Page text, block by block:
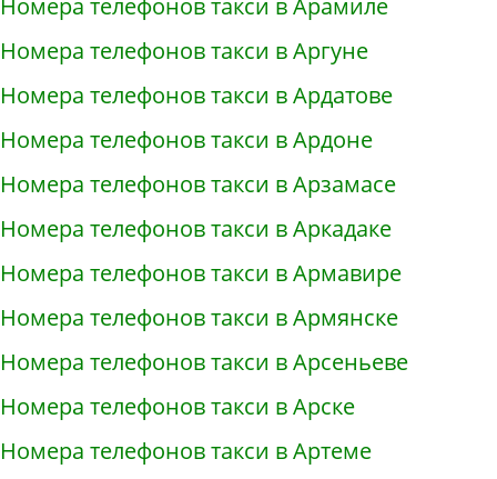
Номера телефонов такси в Арамиле
Номера телефонов такси в Аргуне
Номера телефонов такси в Ардатове
Номера телефонов такси в Ардоне
Номера телефонов такси в Арзамасе
Номера телефонов такси в Аркадаке
Номера телефонов такси в Армавире
Номера телефонов такси в Армянске
Номера телефонов такси в Арсеньеве
Номера телефонов такси в Арске
Номера телефонов такси в Артеме